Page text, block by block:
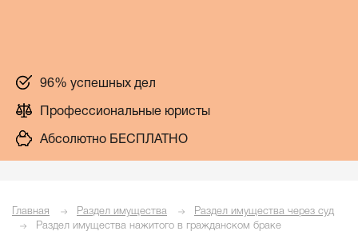
96% успешных дел
Профессиональные юристы
Абсолютно БЕСПЛАТНО
Главная Раздел имущества
Раздел имущества через суд
Раздел имущества нажитого в гражданском браке